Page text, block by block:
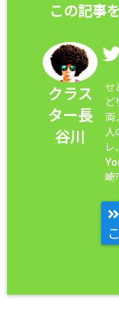
この記事
クラス
ター長
谷川
せ
ど
両
人
レ
崎